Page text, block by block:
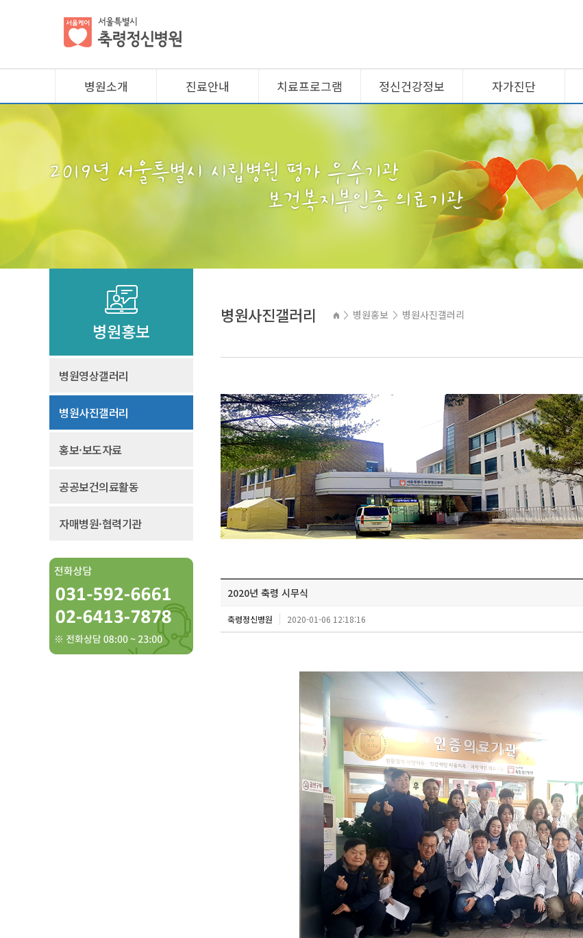
병원소개 진료안내 치료프로그램 정신건강정보 자가진단
병원홍보
병원영상갤러리
병원사진갤러리
홍보·보도자료
공공보건의료활동
자매병원·협력기관
병원사진갤러리 > 병원홍보 > 병원사진갤러리
2020년 축령 시무식
축령정신병원 2020-01-06 12:18:16